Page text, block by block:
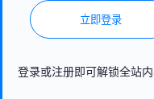
立即登录
登录或注册即可解锁全站